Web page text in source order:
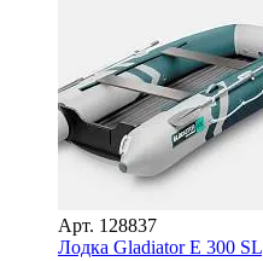
Арт. 128837
Лодка Gladiator E 300 SL